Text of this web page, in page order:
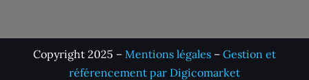
Copyright 2025 – Mentions légales – Gestion et
référencement par Digicomarket